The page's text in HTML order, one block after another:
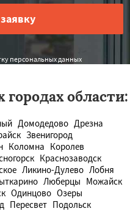
персональных данных
области:
Домодедово Дрезна
Звенигород
Коломна Королев
Краснозаводск
Ликино-Дулево Лобня
Люберцы Можайск
Одинцово Озеры
Пересвет Подольск